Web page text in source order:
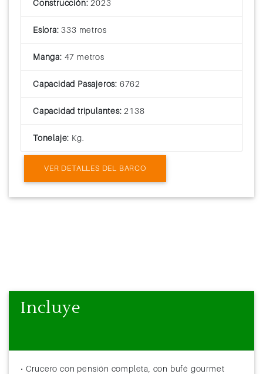
Construcción: 2023
Eslora: 333 metros
Manga: 47 metros
Capacidad Pasajeros: 6762
Capacidad tripulantes: 2138
Tonelaje: Kg.
VER DETALLES DEL BARCO
Incluye
• Crucero con pensión completa, con bufé gourmet